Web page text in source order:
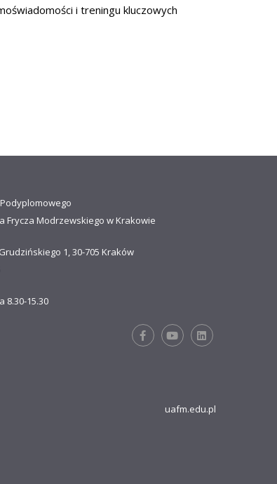
i treningu kluczowych
Frycza Modrzewskiego w Krakowie
1, 30-705 Kraków
8.30-15.30
uafm.edu.pl